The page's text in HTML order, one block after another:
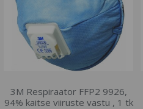
3M Respiraator FFP2 9926,
94% kaitse viiruste vastu , 1 tk